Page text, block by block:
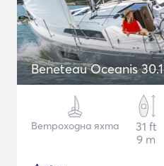
Beneteau Oceanis 30.1
Ветроходна яхта
31 ft
9 m